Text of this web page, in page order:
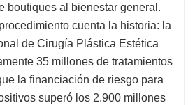
boutiques al bienestar general.
cuenta la historia: la
de Cirugía Plástica Estética
35 millones de tratamientos
la financiación de riesgo para
superó los 2.900 millones